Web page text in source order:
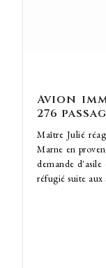
Avion
276
Maître Julié
Marne en
demande
réfugié suite aux